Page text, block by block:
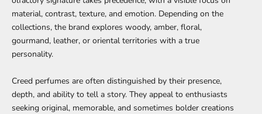
material, contrast, texture, and emotion. Depending on the
collections, the brand explores woody, amber, floral,
gourmand, leather, or oriental territories with a true
personality.
Creed perfumes are often distinguished by their presence,
depth, and ability to tell a story. They appeal to enthusiasts
seeking original, memorable, and sometimes bolder creations